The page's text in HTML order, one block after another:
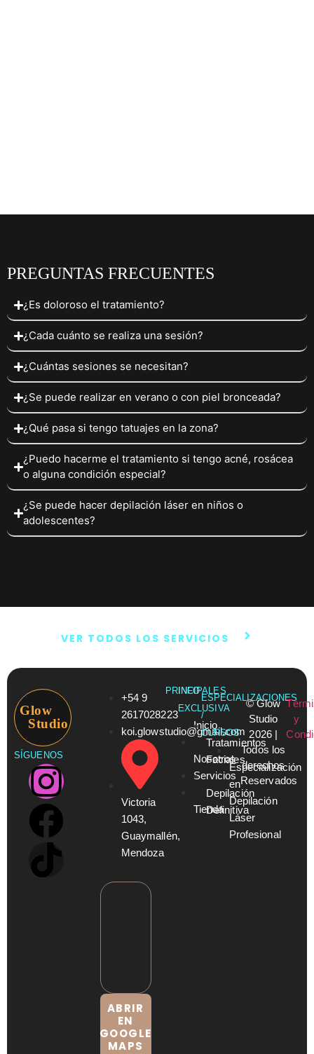
PREGUNTAS FRECUENTES
¿Es doloroso el tratamiento?
¿Cada cuánto se realiza una sesión?
¿Cuántas sesiones se necesitan?
¿Se puede realizar en verano o con piel bronceada?
¿Qué pasa si tengo tatuajes en la zona?
¿Puedo hacerme el tratamiento si tengo acné, rosácea
o alguna condición especial?
¿Se puede hacer depilación láser en niños o
adolescentes?
VER TODOS LOS SERVICIOS
Glow
Studio
SÍGUENOS
+54 9
2617028223
koi.glowstudio@gmail.com
Victoria
1043,
Guaymallén,
Mendoza
ABRIR
EN
GOOGLE
MAPS
PRINCIPALES
Inicio
Nosotros
Servicios
Tienda
INFO
EXCLUSIVA
Tratamientos
Faciales
Depilación
Definitiva
ESPECIALIZACIONES
/
CURSOS
Especialización
en
Depilación
Láser
Profesional
© Glow
Studio
2026 |
Todos los
derechos
Reservados
y